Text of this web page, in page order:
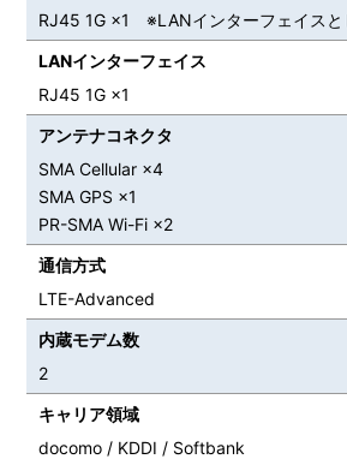
RJ45 1G ×1 ※LANインターフェイスと
LANインターフェイス
RJ45 1G ×1
アンテナコネクタ
SMA Cellular ×4
SMA GPS ×1
PR-SMA Wi-Fi ×2
通信方式
LTE-Advanced
内蔵モデム数
2
キャリア領域
docomo / KDDI / Softbank